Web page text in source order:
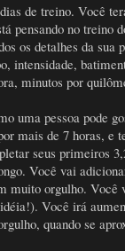
de treino. Você
pensando no treino
os detalhes da sua
intensidade,
minutos por
uma pessoa pode
mais de 7 horas, e
seus primeiros
Você vai
muito orgulho. Você
Você irá
quando se